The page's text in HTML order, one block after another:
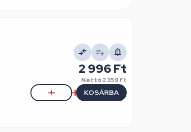
2 996 Ft
Nettó2 359 Ft
KOSÁRBA